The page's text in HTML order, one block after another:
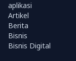
aplikasi
Artikel
Berita
Bisnis
Bisnis Digital